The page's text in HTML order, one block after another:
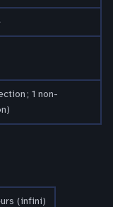
; 1 non-
(infini)